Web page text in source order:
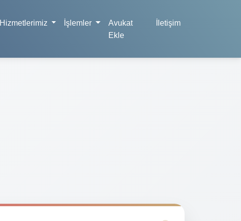
Hizmetlerimiz İşlemler
Avukat
Ekle
İletişim